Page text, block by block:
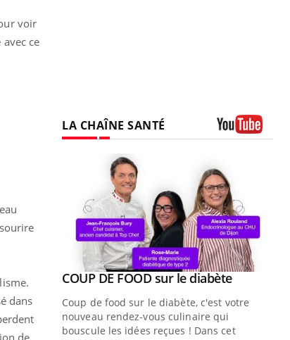
voir
ce
dans
de
LA CHAÎNE SANTÉ
Youtube
COUP DE FOOD sur le diabèteYoutube
Coup de food sur le diabète, c'est votre
nouveau rendez-vous culinaire qui
bouscule les idées reçues ! Dans cet